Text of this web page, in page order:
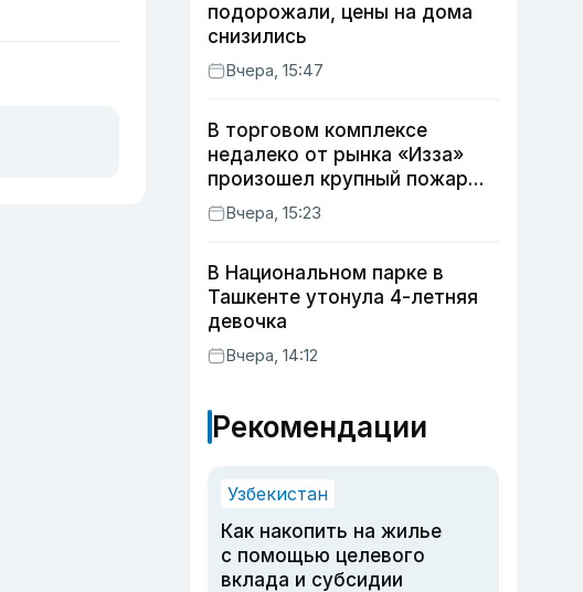
подорожали, цены на дома
снизились
Вчера, 15:47
В торговом комплексе
недалеко от рынка «Изза»
произошел крупный пожар
(видео)
Вчера, 15:23
В Национальном парке в
Ташкенте утонула 4-летняя
девочка
Вчера, 14:12
Рекомендации
Узбекистан
Как накопить на жилье
с помощью целевого
вклада и субсидии